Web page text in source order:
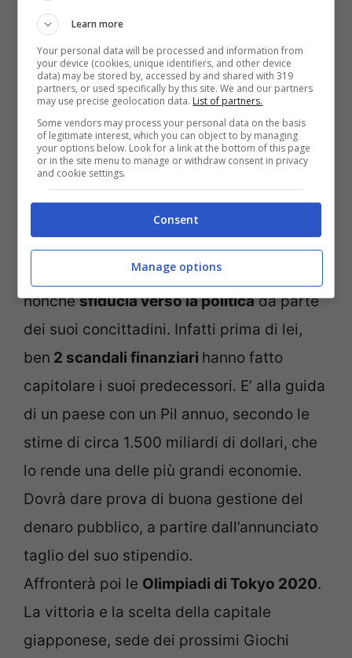
Le sfide che deve affrontare
Yuriko Koike
deve fare i conti con una disaffezione,
nonchésfiducia verso la politicada parte
dei suoi concittadini. Infatti prima di lei,
ben 2 scandali finanziari hanno fatto
capitolare i suoi predecessori. E’ alla guida
di un paese con un Pil annuo, secondo le
stime di circa 1.500 miliardi di dollari, che
lo rende una delle più grandi economie.
Dovrà dare prova di buona gestione del
denaro pubblico, a partire dall’annunciato
taglio del suo stipendio.
Affronterà poi le Olimpiadi di Tokyo 2020.
La vittoria e la scelta della capitale
giapponese, sede dei prossimi Giochi
Learn more
Your personal data will be processed and information from
your device (cookies, unique identifiers, and other device
data) may be stored by, accessed by and shared with 319
partners, or used specifically by this site. We and our partners
may use precise geolocation data. List of partners.
Some vendors may process your personal data on the basis
of legitimate interest, which you can object to by managing
your options below. Look for a link at the bottom of this page
or in the site menu to manage or withdraw consent in privacy
and cookie settings.
Consent
Manage options